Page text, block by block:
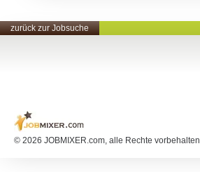
zurück zur Jobsuche
© 2026 JOBMIXER.com, alle Rechte vorbehalten